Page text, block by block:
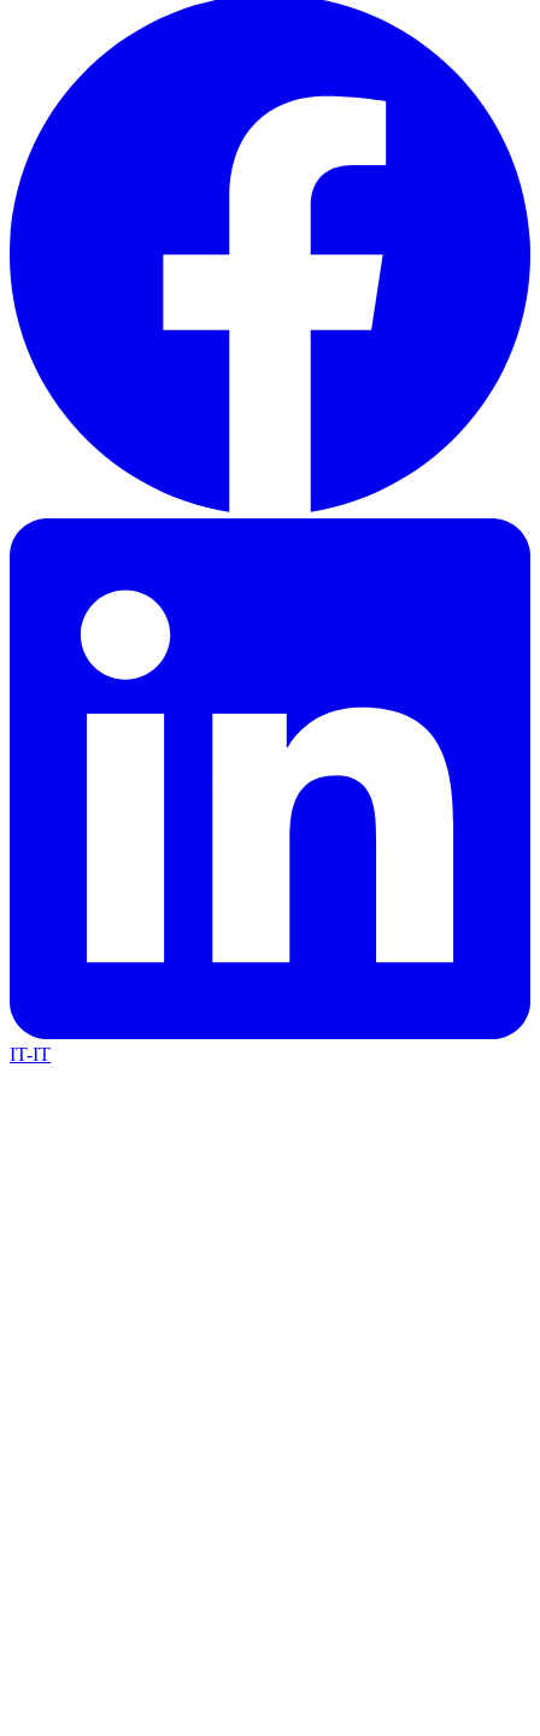
IT-IT